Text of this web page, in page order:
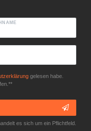
gelesen habe.
es sich um ein Pflichtfeld.